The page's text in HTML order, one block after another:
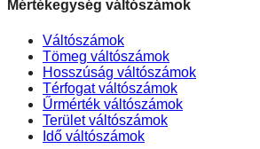
Mértékegység váltószámok
Váltószámok
Tömeg váltószámok
Hosszúság váltószámok
Térfogat váltószámok
Űrmérték váltószámok
Terület váltószámok
Idő váltószámok